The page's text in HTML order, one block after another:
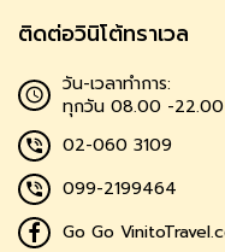
ติดต่อวินิโต้ทราเวล
วัน-เวลาทำการ:
ทุกวัน 08.00 -
02-060 3109
099-2199464
Go Go